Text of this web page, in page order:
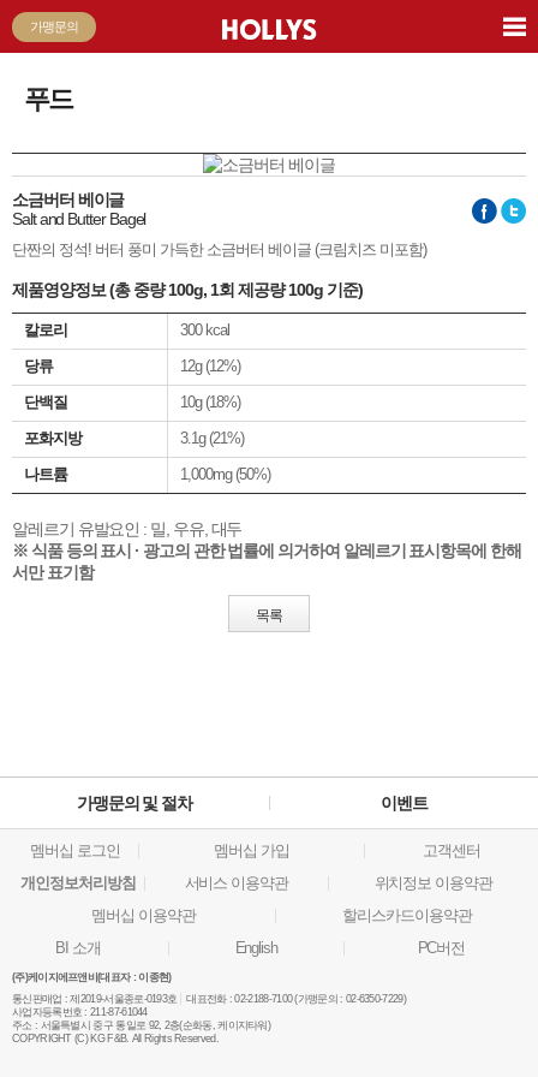
푸드
소금버터 베이글
Salt and Butter Bagel
단짠의 정석! 버터 풍미 가득한 소금버터 베이글 (크림치즈 미포함)
제품영양정보 (총 중량 100g, 1회 제공량 100g 기준)
칼로리
300 kcal
당류
12g (12%)
단백질
10g (18%)
포화지방
3.1g (21%)
나트륨
1,000mg (50%)
알레르기 유발요인 : 밀, 우유, 대두
※ 식품 등의 표시 · 광고의 관한 법률에 의거하여 알레르기 표시항목에 한해
서만 표기함
목록
가맹문의
가맹문의 및 절차 이벤트
멤버십 로그인 멤버십 가입
고객센터
개인정보처리방침
서비스 이용약관
위치정보 이용약관
멤버십 이용약관
할리스카드이용약관
BI 소개
English PC버전
(주)케이지에프앤비(대표자 : 이종현)
통신판매업 : 제2019-서울종로-0193호 대표전화 : 02-2188-7100 (가맹문의 : 02-6350-7229)
사업자등록번호 : 211-87-61044
주소 : 서울특별시 중구 통일로 92, 2층(순화동, 케이지타워)
COPYRIGHT (C) KG F&B. All Rights Reserved.